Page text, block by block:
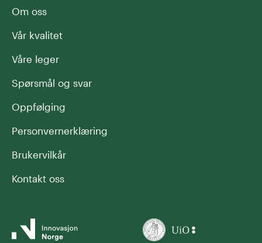
Om oss
Vår kvalitet
Våre leger
Spørsmål og svar
Oppfølging
Personvernerklæring
Brukervilkår
Kontakt oss